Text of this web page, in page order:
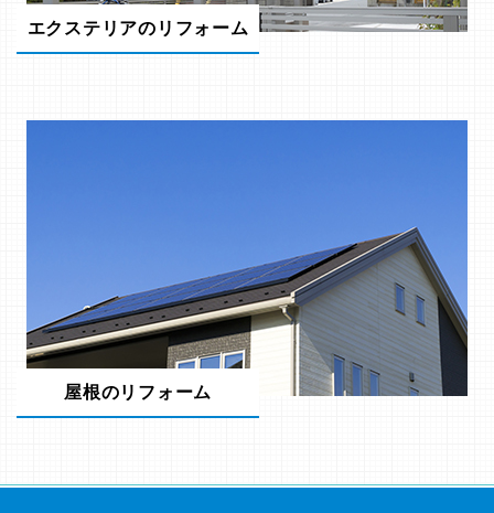
エクステリアのリフォーム
屋根のリフォーム